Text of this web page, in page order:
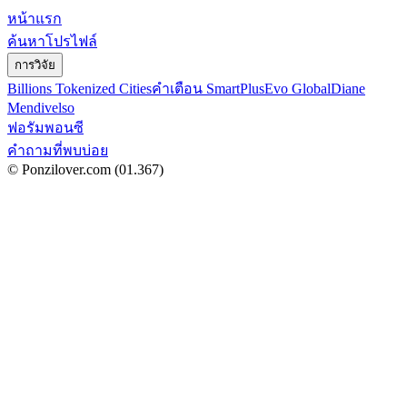
หน้าแรก
ค้นหาโปรไฟล์
การวิจัย
Billions Tokenized Citiesคำเตือน SmartPlusEvo GlobalDiane
Mendivelso
ฟอรัมพอนซี
คำถามที่พบบ่อย
© Ponzilover.com (01.367)